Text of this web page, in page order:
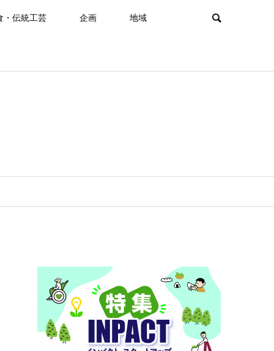
・伝統工芸 企画 地域